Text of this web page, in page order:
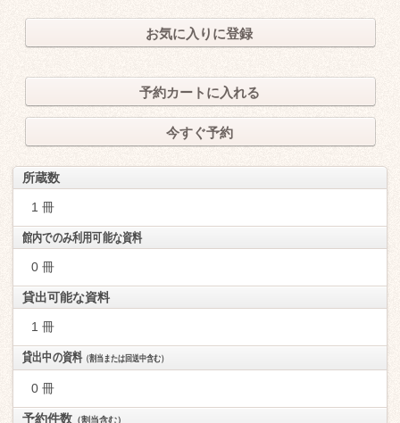
お気に入りに登録
予約カートに入れる
今すぐ予約
所蔵数
1 冊
館内でのみ利用可能な資料
0 冊
貸出可能な資料
1 冊
貸出中の資料（割当または回送中含む）
0 冊
予約件数 （割当含む）